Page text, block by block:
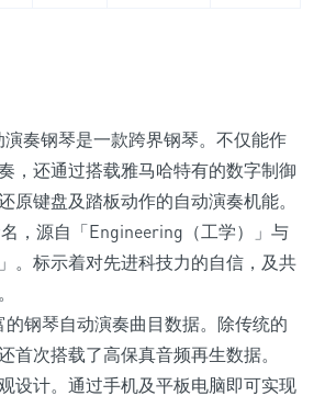
演奏钢琴是一款跨界钢琴。不仅能作
，还通过搭载雅马哈特有的数字制御
原键盘及踏板动作的自动演奏机能。
名，源自「Engineering（工学）」与
。标示着对先进科技力的自信，及共
的钢琴自动演奏曲目数据。除传统的
首次搭载了高保真音频再生数据。
设计。通过手机及平板电脑即可实现